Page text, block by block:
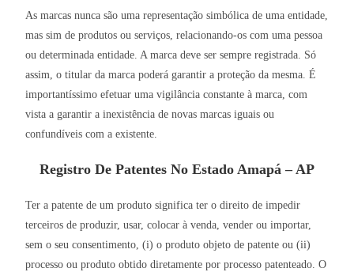
As marcas nunca são uma representação simbólica de uma entidade,
mas sim de produtos ou serviços, relacionando-os com uma pessoa
ou determinada entidade. A marca deve ser sempre registrada. Só
assim, o titular da marca poderá garantir a proteção da mesma. É
importantíssimo efetuar uma vigilância constante à marca, com
vista a garantir a inexistência de novas marcas iguais ou
confundíveis com a existente.
Registro De Patentes No Estado Amapá – AP
Ter a patente de um produto significa ter o direito de impedir
terceiros de produzir, usar, colocar à venda, vender ou importar,
sem o seu consentimento, (i) o produto objeto de patente ou (ii)
processo ou produto obtido diretamente por processo patenteado. O